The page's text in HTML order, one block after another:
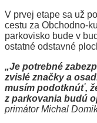
V prvej etape sa už
cestu za Obchodno-
parkovisko bude v
ostatné odstavné
„Je potrebné
zvislé značky a
musím podotknúť,
z parkovania budú
primátor Michal